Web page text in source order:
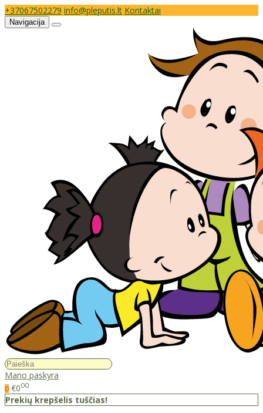
+37067502279 info@pleputis.lt Kontaktai
Navigacija
Mano paskyra
0 €000
Prekių krepšelis tuščias!